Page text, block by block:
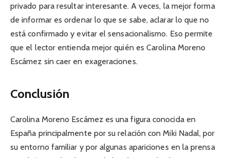
privado para resultar interesante. A veces, la mejor forma
de informar es ordenar lo que se sabe, aclarar lo que no
está confirmado y evitar el sensacionalismo. Eso permite
que el lector entienda mejor quién es Carolina Moreno
Escámez sin caer en exageraciones.
Conclusión
Carolina Moreno Escámez es una figura conocida en
España principalmente por su relación con Miki Nadal, por
su entorno familiar y por algunas apariciones en la prensa